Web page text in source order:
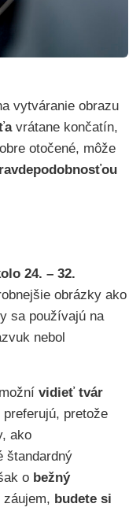
vytváranie obrazu
vrátane končatín,
otočené, môže
24. – 32.
obrázky ako
sa používajú na
nebol
vidieť tvár
pretože
ako
štandardný
o bežný
záujem, budete si